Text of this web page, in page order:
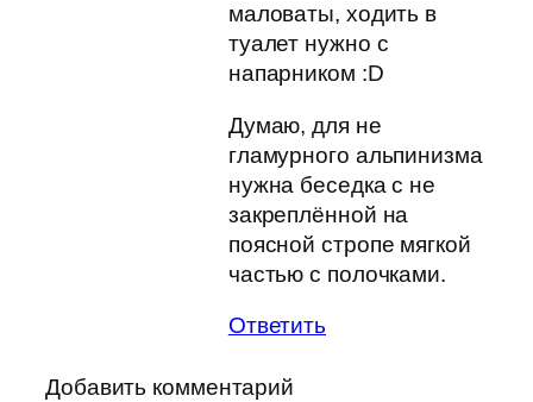
маловаты, ходить в
туалет нужно с
напарником :D
Думаю, для не
гламурного альпинизма
нужна беседка с не
закреплённой на
поясной стропе мягкой
частью с полочками.
Ответить
Добавить комментарий